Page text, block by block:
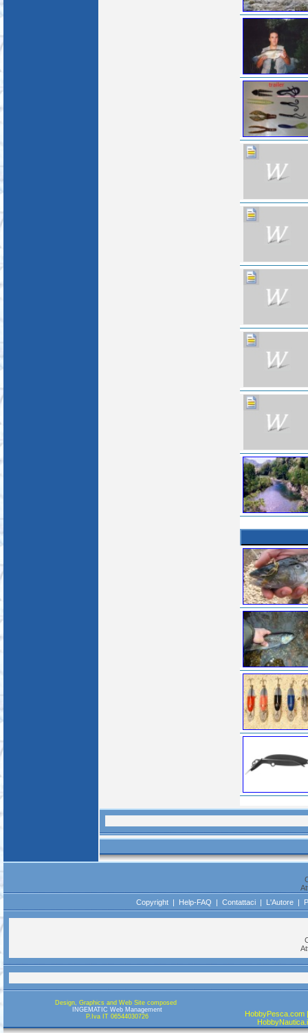
Copyright | Help-FAQ | Contattaci | L'Autore |
Design, Graphics and Web Site composed
INGEMATIC Web Management
P.Iva IT 06544030726
HobbyPesca.com